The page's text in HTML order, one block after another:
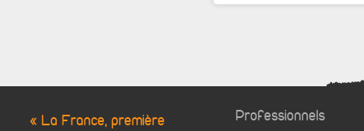
« La France, première
Professionnels